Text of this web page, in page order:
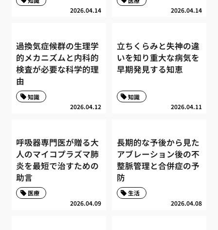
2026.04.14
2026.04.14
過換気症候群の生理学
的メカニズムと内科的
検査が必要な科学的理
由
2026.04.12
知識
立ちくらみと失神の違
いを知り重大な病気を
早期発見する知恵
2026.04.11
知識
呼吸器専門医が贈る大
人のマイコプラズマ肺
炎を最短で治すための
助言
2026.04.09
医療
長期的な予後から見た
アブレーション後の不
整脈管理と合併症の予
防
2026.04.08
生活